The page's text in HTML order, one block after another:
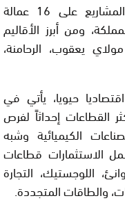
الأساسي للاستثمار. وستتوزع هذه المشاريع على 16 عمالة
ومن أبرز الأقاليم
يعقوب، الرحامنة،
13 قطاعا اقتصاديا حيويا، يأتي في
القطاعات إحداثاً لفرص
الكيميائية وشبه
الاستثمارات قطاعات
اللوجستيك، التجارة
والطاقات المتجددة.